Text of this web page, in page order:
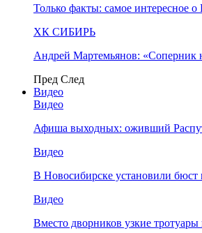
Только факты: самое интересное
ХК СИБИРЬ
Андрей Мартемьянов: «Соперник
Пред След
Видео
Видео
Афиша выходных: оживший
Видео
В Новосибирске установили
Видео
Вместо дворников узкие